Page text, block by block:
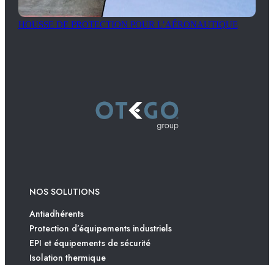
HOUSSE DE PROTECTION POUR L’AÉRONAUTIQUE
NOS SOLUTIONS
Antiadhérents
Protection d’équipements industriels
EPI et équipements de sécurité
Isolation thermique